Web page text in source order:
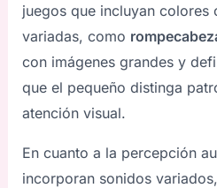
juegos que incluyan colores
variadas, como
con imágenes grandes y
que el pequeño distinga
atención visual.
En cuanto a la percepción
incorporan sonidos